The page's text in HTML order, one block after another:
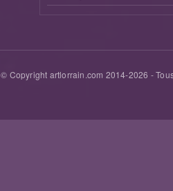
© Copyright artlorrain.com 2014-2026 -